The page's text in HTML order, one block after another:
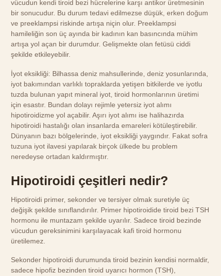
vücudun kendi tiroid bezi hücrelerine karşı antikor üretmesinin
bir sonucudur. Bu durum tedavi edilmezse düşük, erken doğum
ve preeklampsi riskinde artışa niçin olur. Preeklampsi
hamileliğin son üç ayında bir kadının kan basıncında mühim
artışa yol açan bir durumdur. Gelişmekte olan fetüsü ciddi
şekilde etkileyebilir.
İyot eksikliği: Bilhassa deniz mahsullerinde, deniz yosunlarında,
iyot bakımından varlıklı topraklarda yetişen bitkilerde ve iyotlu
tuzda bulunan yapıt mineral iyot, tiroid hormonlarının üretimi
için esastır. Bundan dolayı rejimle yetersiz iyot alımı
hipotiroidizme yol açabilir. Aşırı iyot alımı ise halihazırda
hipotiroidi hastalığı olan insanlarda emareleri kötüleştirebilir.
Dünyanın bazı bölgelerinde, iyot eksikliği yaygındır. Fakat sofra
tuzuna iyot ilavesi yapılarak birçok ülkede bu problem
neredeyse ortadan kaldırmıştır.
Hipotiroidi çeşitleri nedir?
Hipotiroidi primer, sekonder ve tersiyer olmak suretiyle üç
değişik şekilde sınıflandırılır. Primer hipotiroidide tiroid bezi TSH
hormonu ile muntazam şekilde uyarılır. Sadece tiroid bezinde
vücudun gereksinimini karşılayacak kafi tiroid hormonu
üretilemez.
Sekonder hipotiroidi durumunda tiroid bezinin kendisi normaldir,
sadece hipofiz bezinden tiroid uyarıcı hormon (TSH),